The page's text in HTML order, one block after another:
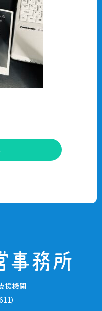
援機関
）